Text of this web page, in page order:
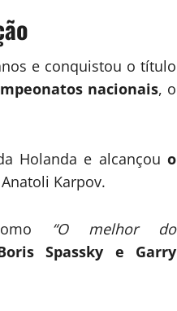
e conquistou o título
nacionais, o
Holanda e alcançou o
Karpov.
“O melhor do
Spassky e Garry